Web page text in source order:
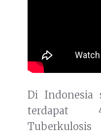
Di Indonesia
terdapat